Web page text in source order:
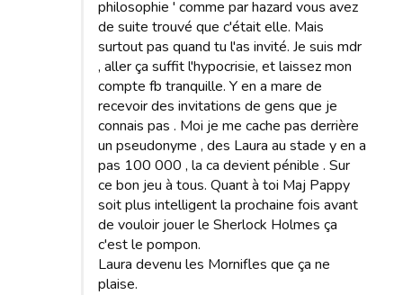
philosophie ' comme par hazard vous avez
de suite trouvé que c'était elle. Mais
surtout pas quand tu l'as invité. Je suis mdr
, aller ça suffit l'hypocrisie, et laissez mon
compte fb tranquille. Y en a mare de
recevoir des invitations de gens que je
connais pas . Moi je me cache pas derrière
un pseudonyme , des Laura au stade y en a
pas 100 000 , la ca devient pénible . Sur
ce bon jeu à tous. Quant à toi Maj Pappy
soit plus intelligent la prochaine fois avant
de vouloir jouer le Sherlock Holmes ça
c'est le pompon.
Laura devenu les Mornifles que ça ne
plaise.